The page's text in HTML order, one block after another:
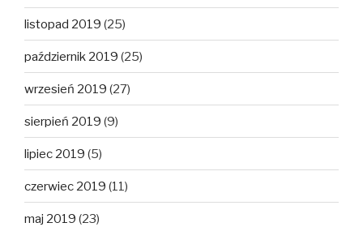
listopad 2019 (25)
październik 2019 (25)
wrzesień 2019 (27)
sierpień 2019 (9)
lipiec 2019 (5)
czerwiec 2019 (11)
maj 2019 (23)